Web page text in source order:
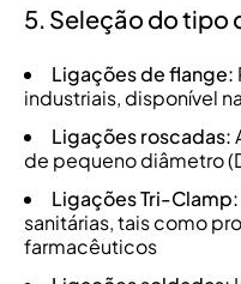
5. Seleção do tipo
Ligações de flange:
industriais, disponível
Ligações roscadas:
de pequeno diâmetro
Ligações Tri-Clamp:
sanitárias, tais como
farmacêuticos